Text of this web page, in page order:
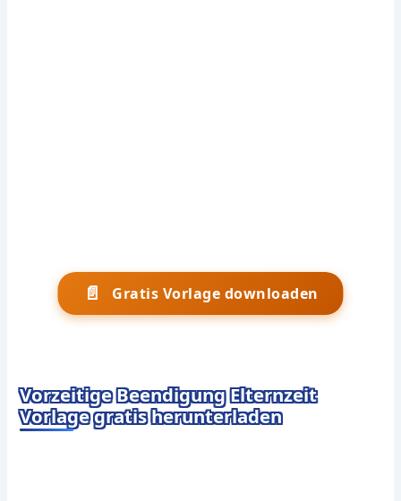
📄 Gratis Vorlage downloaden
Vorzeitige Beendigung Elternzeit
Vorlage gratis herunterladen